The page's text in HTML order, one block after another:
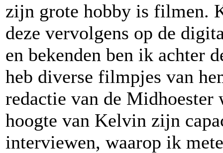
zijn grote hobby is filmen.
deze vervolgens op de
en bekenden ben ik achter
heb diverse filmpjes van
redactie van de
hoogte van Kelvin zijn
interviewen, waarop ik